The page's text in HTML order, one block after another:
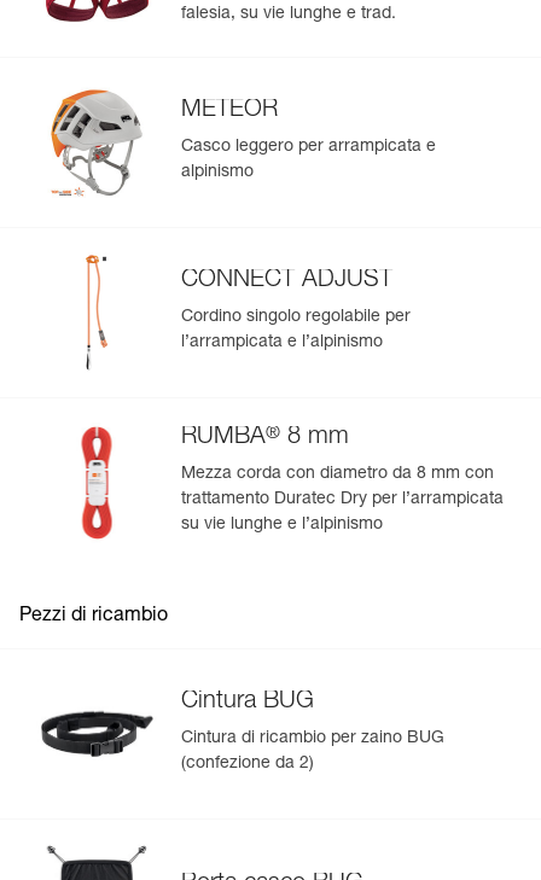
falesia, su vie lunghe e trad.
METEOR
Casco leggero per arrampicata e
alpinismo
CONNECT ADJUST
Cordino singolo regolabile per
l’arrampicata e l’alpinismo
RUMBA® 8 mm
Mezza corda con diametro da 8 mm con
trattamento Duratec Dry per l’arrampicata
su vie lunghe e l’alpinismo
Pezzi di ricambio
Cintura BUG
Cintura di ricambio per zaino BUG
(confezione da 2)